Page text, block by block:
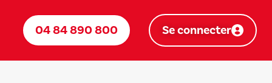
04 84 890 800 Se connecter